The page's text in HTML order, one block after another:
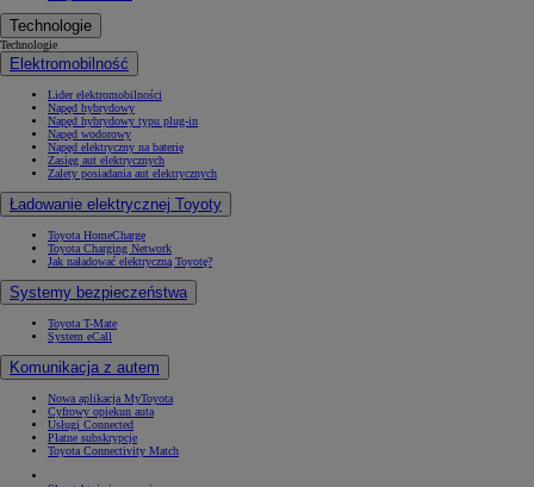
Technologie
Technologie
Elektromobilność
Lider elektromobilności
Napęd hybrydowy
Napęd hybrydowy typu plug-in
Napęd wodorowy
Napęd elektryczny na baterię
Zasięg aut elektrycznych
Zalety posiadania aut elektrycznych
Ładowanie elektrycznej Toyoty
Toyota HomeCharge
Toyota Charging Network
Jak naładować elektryczną Toyotę?
Systemy bezpieczeństwa
Toyota T-Mate
System eCall
Komunikacja z autem
Nowa aplikacja MyToyota
Cyfrowy opiekun auta
Usługi Connected
Płatne subskrypcje
Toyota Connectivity Match